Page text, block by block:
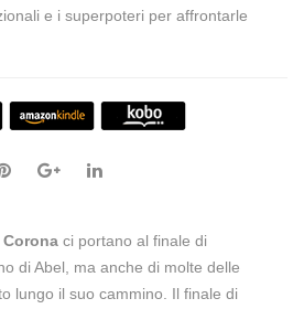
e i superpoteri per affrontarle
ci portano al finale di
di Abel, ma anche di molte delle
lungo il suo cammino. Il finale di